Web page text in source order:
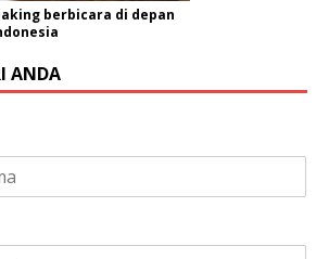
berbicara di depan
ANDA